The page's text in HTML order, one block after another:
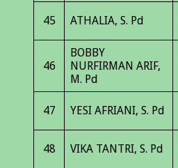
45 ATHALIA, S. Pd
46
BOBBY
NURFIRMAN ARIF,
M. Pd
47 YESI AFRIANI, S. Pd
48 VIKA TANTRI, S. Pd